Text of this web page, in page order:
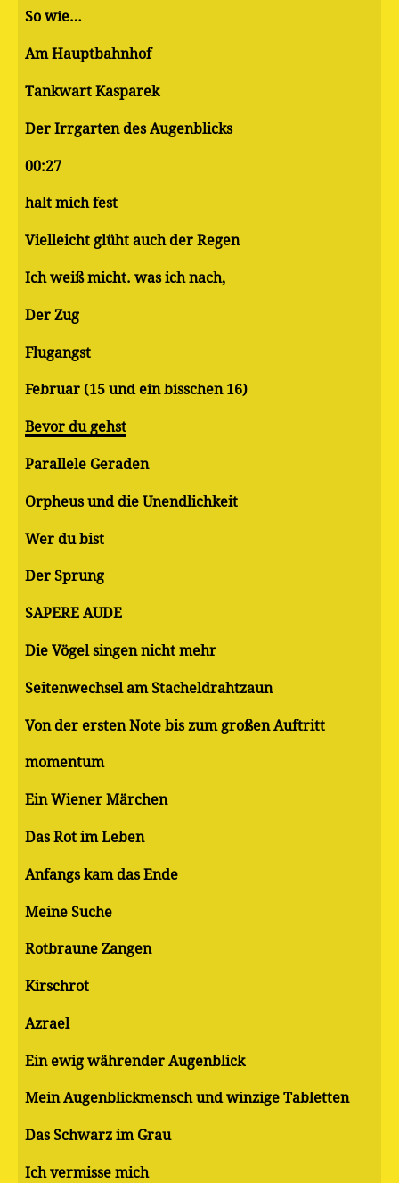
So wie…
Am Hauptbahnhof
Tankwart Kasparek
Der Irrgarten des Augenblicks
00:27
halt mich fest
Vielleicht glüht auch der Regen
Ich weiß micht. was ich nach,
Der Zug
Flugangst
Februar (15 und ein bisschen 16)
Bevor du gehst
Parallele Geraden
Orpheus und die Unendlichkeit
Wer du bist
Der Sprung
SAPERE AUDE
Die Vögel singen nicht mehr
Seitenwechsel am Stacheldrahtzaun
Von der ersten Note bis zum großen Auftritt
momentum
Ein Wiener Märchen
Das Rot im Leben
Anfangs kam das Ende
Meine Suche
Rotbraune Zangen
Kirschrot
Azrael
Ein ewig währender Augenblick
Mein Augenblickmensch und winzige Tabletten
Das Schwarz im Grau
Ich vermisse mich